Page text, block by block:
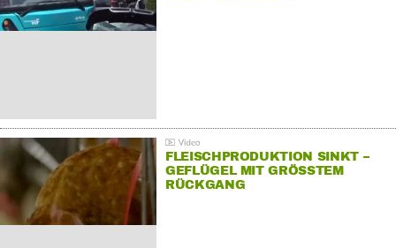
FLEISCHPRODUKTION SINKT –
GEFLÜGEL MIT GRÖSSTEM R
ÜCKGANG